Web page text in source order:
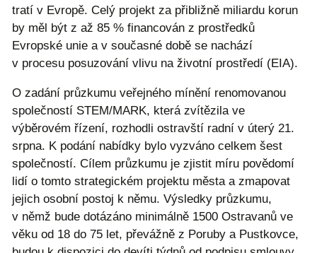
tratí v Evropě. Celý projekt za přibližně miliardu korun
by měl být z až 85 % financován z prostředků
Evropské unie a v současné době se nachází
v procesu posuzování vlivu na životní prostředí (EIA).
O zadání průzkumu veřejného mínění renomovanou
společností STEM/MARK, která zvítězila ve
výběrovém řízení, rozhodli ostravští radní v úterý 21.
srpna. K podání nabídky bylo vyzváno celkem šest
společností. Cílem průzkumu je zjistit míru povědomí
lidí o tomto strategickém projektu města a zmapovat
jejich osobní postoj k němu. Výsledky průzkumu,
v němž bude dotázáno minimálně 1500 Ostravanů ve
věku od 18 do 75 let, převážně z Poruby a Pustkovce,